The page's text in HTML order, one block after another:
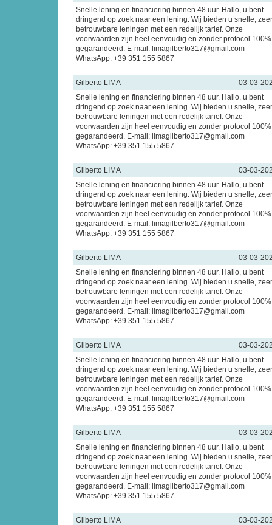
Snelle lening en financiering binnen 48 uur. Hallo, u bent
dringend op zoek naar een lening. Wij bieden u snelle, zeer
betrouwbare leningen met een redelijk tarief. Onze
voorwaarden zijn heel eenvoudig en zonder protocol 100%
gegarandeerd. E-mail: limagilberto317@gmail.com
WhatsApp: +39 351 155 5867
Gilberto LIMA
03-03-
Snelle lening en financiering binnen 48 uur. Hallo, u bent
dringend op zoek naar een lening. Wij bieden u snelle, zeer
betrouwbare leningen met een redelijk tarief. Onze
voorwaarden zijn heel eenvoudig en zonder protocol 100%
gegarandeerd. E-mail: limagilberto317@gmail.com
WhatsApp: +39 351 155 5867
Gilberto LIMA
03-03-
Snelle lening en financiering binnen 48 uur. Hallo, u bent
dringend op zoek naar een lening. Wij bieden u snelle, zeer
betrouwbare leningen met een redelijk tarief. Onze
voorwaarden zijn heel eenvoudig en zonder protocol 100%
gegarandeerd. E-mail: limagilberto317@gmail.com
WhatsApp: +39 351 155 5867
Gilberto LIMA
03-03-
Snelle lening en financiering binnen 48 uur. Hallo, u bent
dringend op zoek naar een lening. Wij bieden u snelle, zeer
betrouwbare leningen met een redelijk tarief. Onze
voorwaarden zijn heel eenvoudig en zonder protocol 100%
gegarandeerd. E-mail: limagilberto317@gmail.com
WhatsApp: +39 351 155 5867
Gilberto LIMA
03-03-
Snelle lening en financiering binnen 48 uur. Hallo, u bent
dringend op zoek naar een lening. Wij bieden u snelle, zeer
betrouwbare leningen met een redelijk tarief. Onze
voorwaarden zijn heel eenvoudig en zonder protocol 100%
gegarandeerd. E-mail: limagilberto317@gmail.com
WhatsApp: +39 351 155 5867
Gilberto LIMA
03-03-
Snelle lening en financiering binnen 48 uur. Hallo, u bent
dringend op zoek naar een lening. Wij bieden u snelle, zeer
betrouwbare leningen met een redelijk tarief. Onze
voorwaarden zijn heel eenvoudig en zonder protocol 100%
gegarandeerd. E-mail: limagilberto317@gmail.com
WhatsApp: +39 351 155 5867
Gilberto LIMA
03-03-